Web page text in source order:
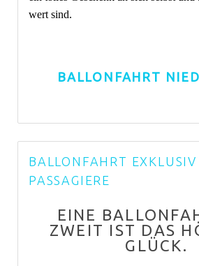
wert sind.
BALLONFAHRT
BALLONFAHRT
PASSAGIERE
EINE
ZWEIT IST DAS
GLÜCK.